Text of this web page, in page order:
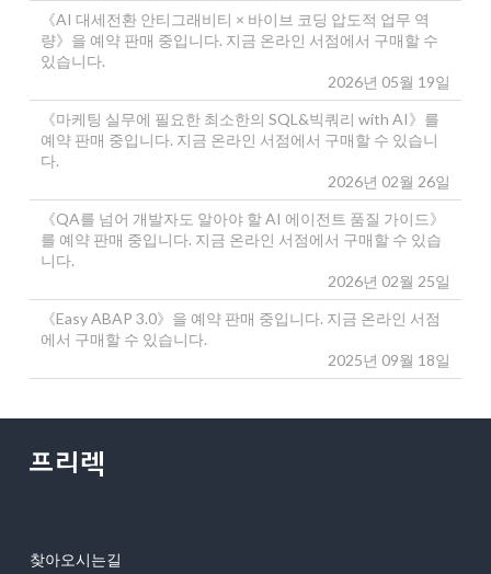
《AI 대세전환 안티그래비티 × 바이브 코딩 압도적 업무 역
량》을 예약 판매 중입니다. 지금 온라인 서점에서 구매할 수
있습니다.
2026년 05월 19일
《마케팅 실무에 필요한 최소한의 SQL&빅쿼리 with AI》를
예약 판매 중입니다. 지금 온라인 서점에서 구매할 수 있습니
다.
2026년 02월 26일
《QA를 넘어 개발자도 알아야 할 AI 에이전트 품질 가이드》
를 예약 판매 중입니다. 지금 온라인 서점에서 구매할 수 있습
니다.
2026년 02월 25일
《Easy ABAP 3.0》을 예약 판매 중입니다. 지금 온라인 서점
에서 구매할 수 있습니다.
2025년 09월 18일
찾아오시는길